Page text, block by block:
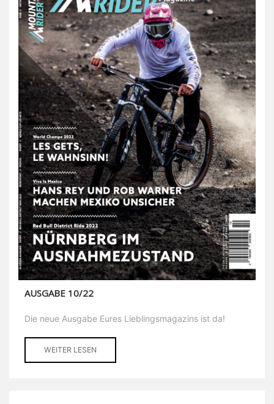
AUSGABE 10/22
Die neue Ausgabe Eures Lieblingsmagazins ist da!
WEITER LESEN